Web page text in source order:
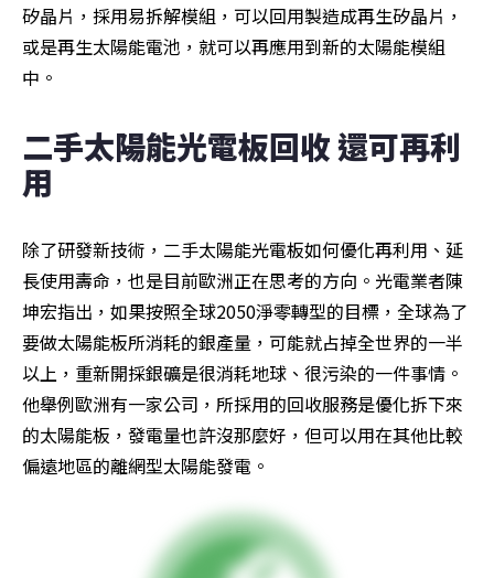
矽晶片，採用易拆解模組，可以回用製造成再生矽晶片，
或是再生太陽能電池，就可以再應用到新的太陽能模組
中。
二手太陽能光電板回收 還可再利
用
除了研發新技術，二手太陽能光電板如何優化再利用、延
長使用壽命，也是目前歐洲正在思考的方向。光電業者陳
坤宏指出，如果按照全球2050淨零轉型的目標，全球為了
要做太陽能板所消耗的銀產量，可能就占掉全世界的一半
以上，重新開採銀礦是很消耗地球、很污染的一件事情。
他舉例歐洲有一家公司，所採用的回收服務是優化拆下來
的太陽能板，發電量也許沒那麼好，但可以用在其他比較
偏遠地區的離網型太陽能發電。